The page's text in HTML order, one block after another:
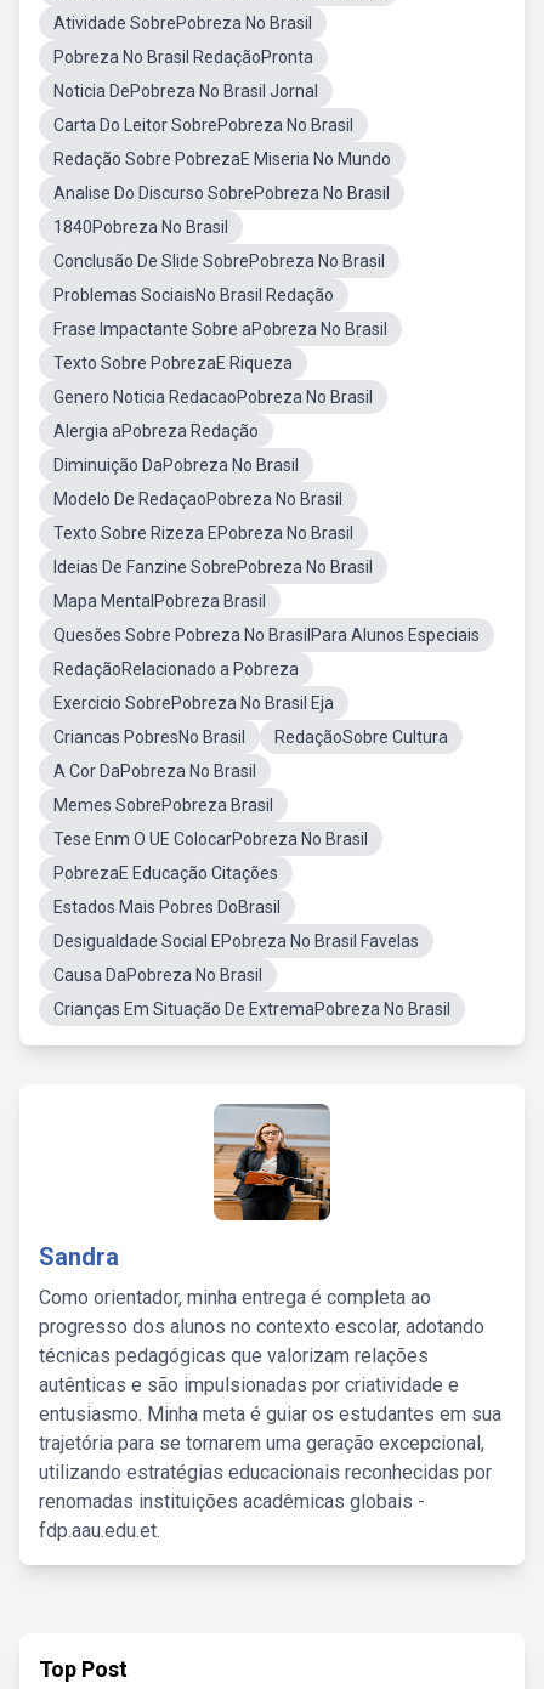
Atividade SobrePobreza No Brasil
Pobreza No Brasil RedaçãoPronta
Noticia DePobreza No Brasil Jornal
Carta Do Leitor SobrePobreza No Brasil
Redação Sobre PobrezaE Miseria No Mundo
Analise Do Discurso SobrePobreza No Brasil
1840Pobreza No Brasil
Conclusão De Slide SobrePobreza No Brasil
Problemas SociaisNo Brasil Redação
Frase Impactante Sobre aPobreza No Brasil
Texto Sobre PobrezaE Riqueza
Genero Noticia RedacaoPobreza No Brasil
Alergia aPobreza Redação
Diminuição DaPobreza No Brasil
Modelo De RedaçaoPobreza No Brasil
Texto Sobre Rizeza EPobreza No Brasil
Ideias De Fanzine SobrePobreza No Brasil
Mapa MentalPobreza Brasil
Quesões Sobre Pobreza No BrasilPara Alunos Especiais
RedaçãoRelacionado a Pobreza
Exercicio SobrePobreza No Brasil Eja
Criancas PobresNo Brasil
RedaçãoSobre Cultura
A Cor DaPobreza No Brasil
Memes SobrePobreza Brasil
Tese Enm O UE ColocarPobreza No Brasil
PobrezaE Educação Citações
Estados Mais Pobres DoBrasil
Desigualdade Social EPobreza No Brasil Favelas
Causa DaPobreza No Brasil
Crianças Em Situação De ExtremaPobreza No Brasil
Sandra
Como orientador, minha entrega é completa ao
progresso dos alunos no contexto escolar, adotando
técnicas pedagógicas que valorizam relações
autênticas e são impulsionadas por criatividade e
entusiasmo. Minha meta é guiar os estudantes em sua
trajetória para se tornarem uma geração excepcional,
utilizando estratégias educacionais reconhecidas por
renomadas instituições acadêmicas globais -
fdp.aau.edu.et.
Top Post